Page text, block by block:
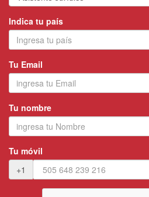
Indica tu país
Tu Email
Tu nombre
Tu móvil
+1